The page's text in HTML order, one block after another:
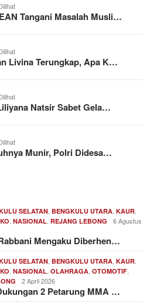
Tangani Masalah Musli…
Livina Terungkap, Apa K…
Natsir Sabet Gela…
Munir, Polri Didesa…
SELATAN BENGKULU UTARA KAUR
NASIONAL REJANG LEBONG
6 Agustus
Mengaku Diberhen…
SELATAN BENGKULU UTARA KAUR
NASIONAL OLAHRAGA OTOMOTIF
2 April 2026
2 Petarung MMA …